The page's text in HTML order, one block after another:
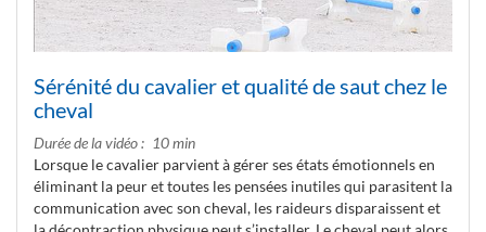
Sérénité du cavalier et qualité de saut chez le
cheval
Durée de la vidéo
10 min
Lorsque le cavalier parvient à gérer ses états émotionnels en
éliminant la peur et toutes les pensées inutiles qui parasitent la
communication avec son cheval, les raideurs disparaissent et